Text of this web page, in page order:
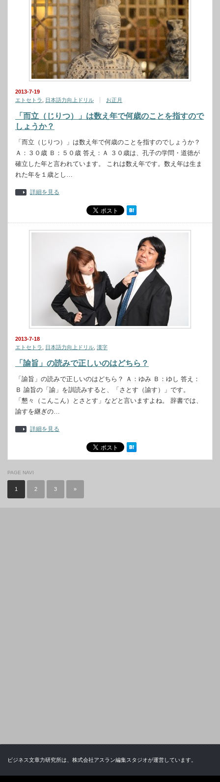
2013-7-19
エトセトラ
日本語力向上ドリル お正月
「而立（じりつ）」は数え年で何歳のことを指すので
しょうか？
「而立（じりつ）」は数え年で何歳のことを指すのでしょうか？
Ａ：３０歳 Ｂ：５０歳 答え：Ａ ３０歳は、孔子の学問・道徳が
確立した年と言われています。 これは数え年です。数え年は生ま
れた年を１歳とし…
詳細を見る
2013-7-18
エトセトラ
日本語力向上ドリル 漢字
「諭旨」の読みで正しいのはどちら？
「諭旨」の読みで正しいのはどちら？ Ａ：ゆみ Ｂ：ゆし 答え：
Ｂ 諭旨の「諭」を訓読みすると、「さとす（諭す）」です。
「懇々（こんこん）とさとす」などと言いますよね。 辞書では、
諭すを継ぎの…
詳細を見る
PAGE NAVI
1 2 3 »
ビジネス文章力研究所は、株式会社アスラン編集スタジオが運営しています。